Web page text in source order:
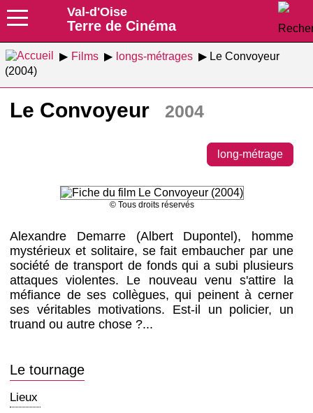
Val-d'Oise
Terre de Cinéma
Films longs-métrages
Le Convoyeur
(2004)
Le Convoyeur 2004
long-métrage
© Tous droits réservés
Alexandre Demarre (Albert Dupontel), homme
mystérieux et solitaire, se fait embaucher par une
société de transport de fonds qui a subi plusieurs
attaques violentes. Le nouveau venu s'attire la
méfiance de ses collègues, qui peinent à cerner
ses véritables motivations. Est-il un policier, un
truand ou autre chose ?...
Le tournage
Lieux